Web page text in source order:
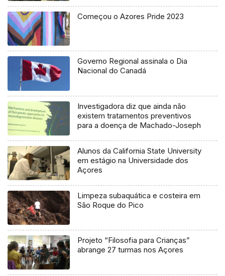
Começou o Azores Pride 2023
Governo Regional assinala o Dia
Nacional do Canadá
Investigadora diz que ainda não
existem tratamentos preventivos
para a doença de Machado-Joseph
Alunos da California State University
em estágio na Universidade dos
Açores
Limpeza subaquática e costeira em
São Roque do Pico
Projeto “Filosofia para Crianças”
abrange 27 turmas nos Açores